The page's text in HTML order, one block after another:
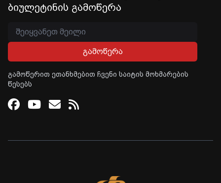
ბიულეტინის გამოწერა
გამოწერა
გამოწერით ეთანხმებით ჩვენი საიტის მოხმარების
წესებს
Facebook
Youtube
Email
RSS